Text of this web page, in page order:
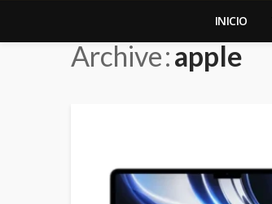
INICIO
Archive apple